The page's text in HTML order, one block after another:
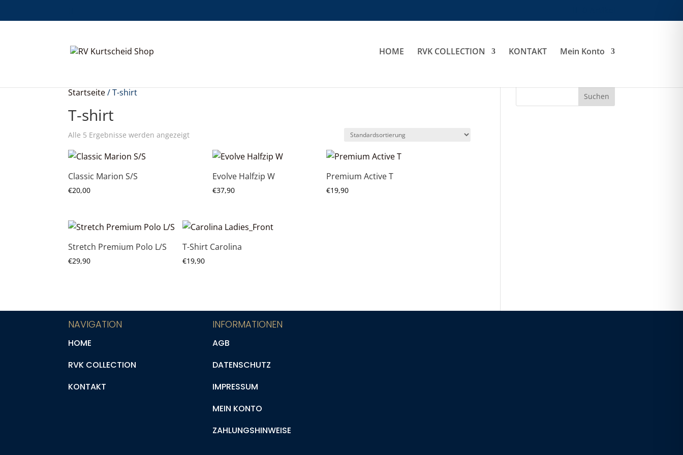
HOME RVK COLLECTION KONTAKT Mein Konto
Startseite/ T-shirt
T-shirt
Alle 5 Ergebnisse werden angezeigt
Classic Marion S/S
€20,00
Evolve Halfzip W
€37,90
Premium Active T
€19,90
Stretch Premium Polo L/S
€29,90
T-Shirt Carolina
€19,90
NAVIGATION
HOME
RVK COLLECTION
KONTAKT
INFORMATIONEN
AGB
DATENSCHUTZ
IMPRESSUM
MEIN KONTO
ZAHLUNGSHINWEISE